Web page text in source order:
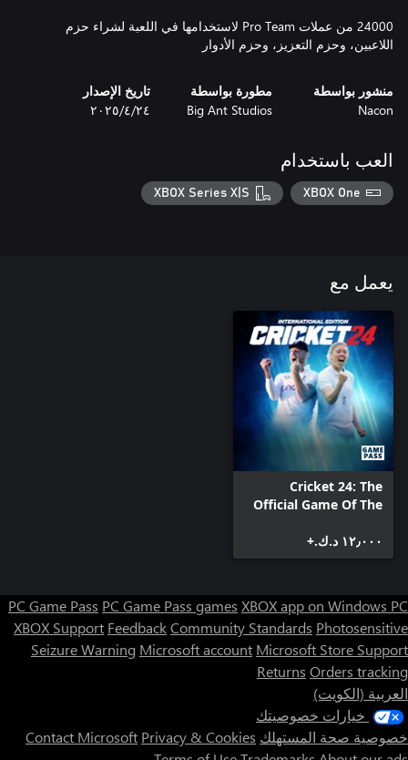
24000 من عملات Pro Team لاستخدامها في اللعبة لشراء حزم
اللاعبين، وحزم التعزيز، وحزم الأدوار
منشور بواسطة
Nacon
مطورة بواسطة
Big Ant Studios
تاريخ الإصدار
٢٤‏/٤‏/٢٠٢٥
العب باستخدام
XBOX One
XBOX Series X|S
يعمل مع
Cricket 24: The
Official Game Of The
١٢٫٠٠٠ د.ك.‏+
PC Game Pass PC Game Pass games XBOX app on Windows PC
XBOX Support FeedbackCommunity Standards Photosensitive
Seizure Warning Microsoft account Microsoft Store Support
Returns Orders tracking
العربية (الكويت)
خيارات خصوصيتك
خصوصية صحة المستهلك
Contact Microsoft Privacy & Cookies